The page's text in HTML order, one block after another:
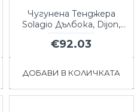
Чугунена Тенджера
Solagio Дълбока, Dijon,
Ф28
€92.03
ДОБАВИ В КОЛИЧКАТА